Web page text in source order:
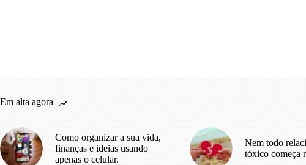
Em alta agora
Como organizar a sua vida,
finanças e ideias usando
apenas o celular.
Nem todo
tóxico começa